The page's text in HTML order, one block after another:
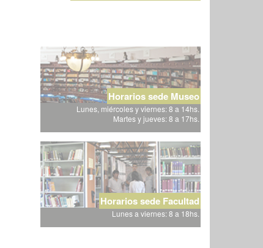
Horarios sede Museo
Lunes, miércoles y viernes: 8 a 14hs.
Martes y jueves: 8 a 17hs.
Horarios sede Facultad
Lunes a viernes: 8 a 18hs.